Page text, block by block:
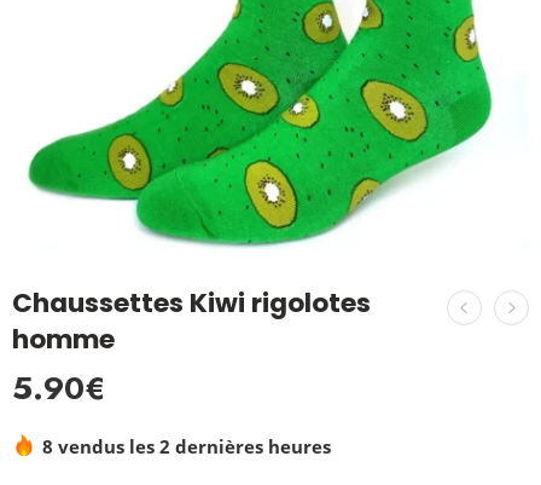
Chaussettes Kiwi rigolotes
homme
5.90€
8 vendus les 2 dernières heures